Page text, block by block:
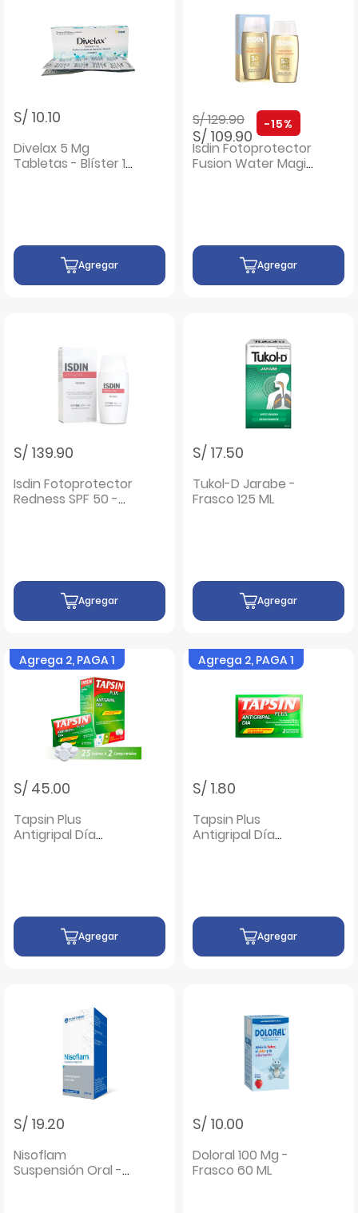
S/ 10.10
Divelax 5 Mg
Tabletas - Blíster 10
Agregar
Precio rebajado de
S/ 129.90a
S/ 109.90
-15%
Isdin Fotoprotector
Fusion Water Magic
Agregar
S/ 139.90
Isdin Fotoprotector
Redness SPF 50 -
Agregar
S/ 17.50
Tukol-D Jarabe -
Frasco 125 ML
Agregar
Agrega 2, PAGA 1
S/ 45.00
Tapsin Plus
Antigripal Día
Agregar
Agrega 2, PAGA 1
S/ 1.80
Tapsin Plus
Antigripal Día
Agregar
S/ 19.20
Nisoflam
Suspensión Oral -
S/ 10.00
Doloral 100 Mg -
Frasco 60 ML